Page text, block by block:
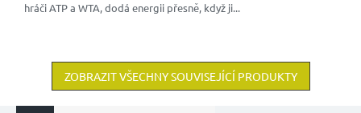
hráči ATP a WTA, dodá energii přesně, když ji...
ZOBRAZIT VŠECHNY SOUVISEJÍCÍ PRODUKTY